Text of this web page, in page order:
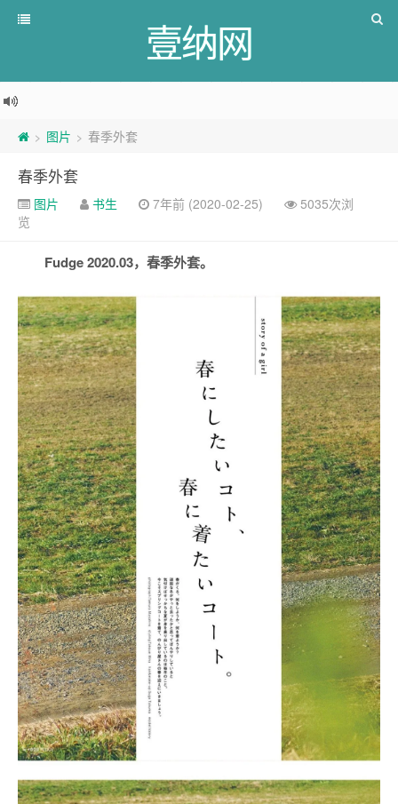
壹纳网
> 图片 > 春季外套
春季外套
图片 书生 7年前 (2020-02-25)
5035次浏
览
Fudge 2020.03，春季外套。